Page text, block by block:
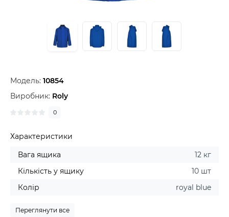
Модель: 10854
Виробник: Roly
0
Характеристики
Вага ящика
12 кг
Кількість у ящику
10 шт
Колір
royal blue
Переглянути все